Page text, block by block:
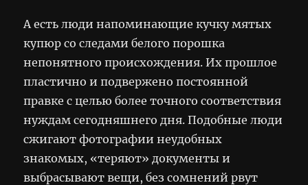
А есть люди напоминающие кучку мятых
купюр со следами белого порошка
непонятного происхождения. Их прошлое
пластично и подвержено постоянной
правке с целью более точного соответствия
нуждам сегодняшнего дня. Подобные люди
сжигают фотографии неудобных
знакомых, «теряют» документы и
выбрасывают вещи, без сомнений рвут